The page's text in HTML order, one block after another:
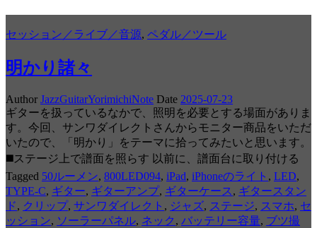
セッション／ライブ／音源, ペダル／ツール
明かり諸々
Author JazzGuitarYorimichiNote Date 2025-07-23
ギターを扱っているなかで、照明を必要とする場面がありま
す。今回、サンワダイレクトさんからモニター商品をいただ
いたので、「明かり」をテーマに拾ってみたいと思います。
◼️ステージ上で譜面を照らす 以前に、譜面台に取り付ける
Tagged 50ルーメン, 800LED094, iPad, iPhoneのライト , LED,
TYPE-C, ギター, ギターアンプ, ギターケース , ギタースタン
ド, クリップ, サンワダイレクト , ジャズ, ステージ, スマホ, セ
ッション, ソーラーパネル, ネック , バッテリー容量, ブツ撮